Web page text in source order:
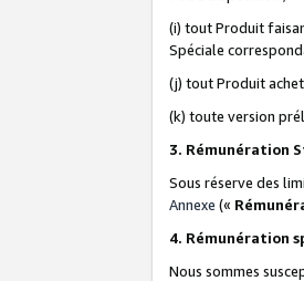
(i) tout Produit
Spéciale
(j) tout Produit
(k) toute version
3. Rémunération
Sous réserve des
Annexe («
4. Rémunération
Nous sommes